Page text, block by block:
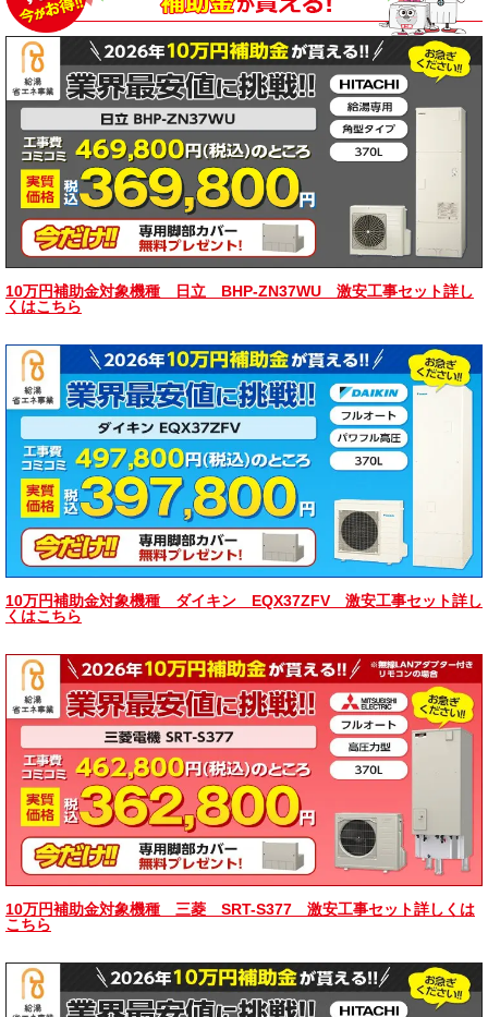
10万円補助金対象機種 日立 BHP-ZN37WU 激安工事セット詳し
くはこちら
10万円補助金対象機種 ダイキン EQX37ZFV 激安工事セット詳し
くはこちら
10万円補助金対象機種 三菱 SRT-S377 激安工事セット詳しくは
こちら